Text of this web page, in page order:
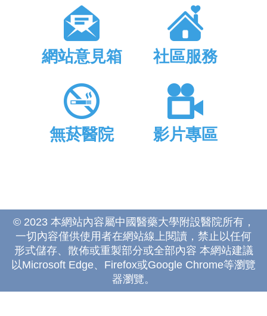
網站意見箱 社區服務
無菸醫院 影片專區
© 2023 本網站內容屬中國醫藥大學附設醫院所有，
一切內容僅供使用者在網站線上閱讀，禁止以任何
形式儲存、散佈或重製部分或全部內容 本網站建議
以Microsoft Edge、Firefox或Google Chrome等瀏覽
器瀏覽。